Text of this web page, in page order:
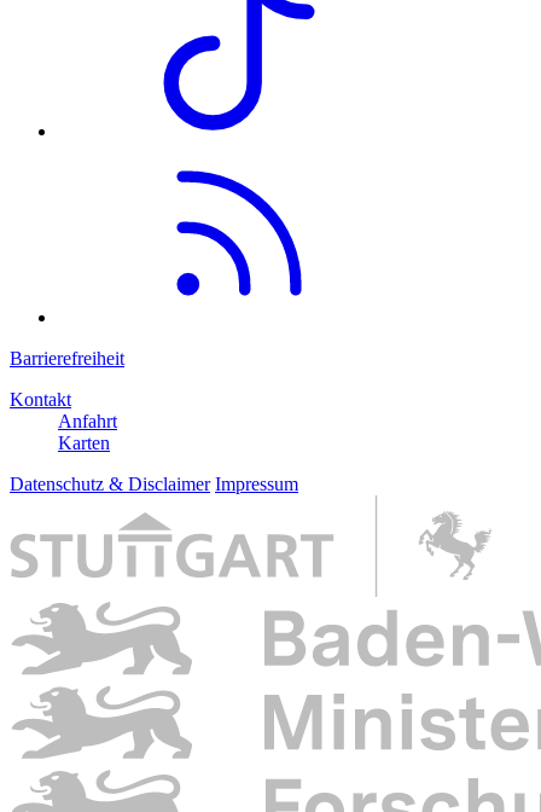
Barrierefreiheit
Kontakt
Anfahrt
Karten
Datenschutz & Disclaimer Impressum